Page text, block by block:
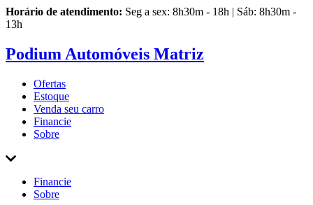
Horário de atendimento: Seg a sex: 8h30m - 18h | Sáb: 8h30m -
13h
Podium Automóveis Matriz
Ofertas
Estoque
Venda seu carro
Financie
Sobre
Financie
Sobre